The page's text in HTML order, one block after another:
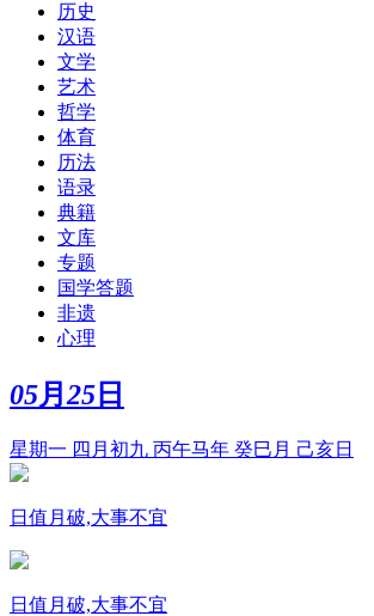
历史
汉语
文学
艺术
哲学
体育
历法
语录
典籍
文库
专题
国学答题
非遗
心理
05月 25 日
星期一 四月初九 丙午马年 癸巳月 己亥日
日值月破,大事不宜
日值月破,大事不宜